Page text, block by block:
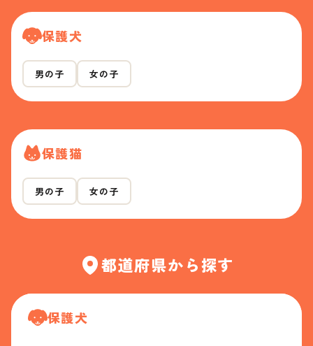
保護犬
男の子 女の子
保護猫
男の子 女の子
都道府県から探す
保護犬